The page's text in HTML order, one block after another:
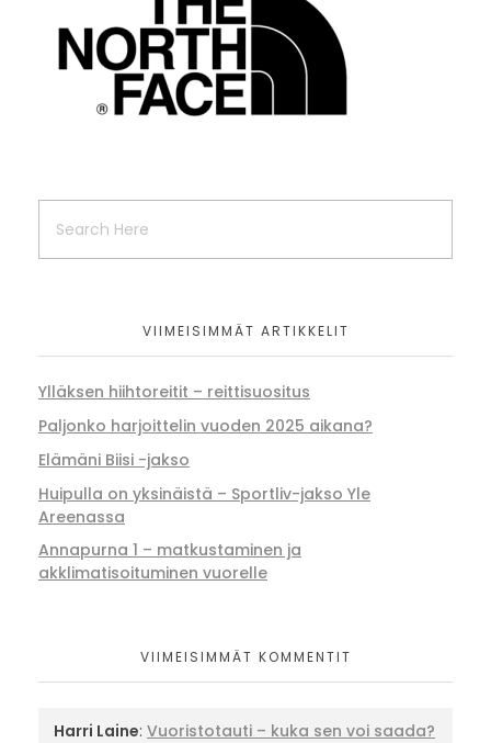
VIIMEISIMMÄT ARTIKKELIT
Ylläksen hiihtoreitit – reittisuositus
Paljonko harjoittelin vuoden 2025 aikana?
Elämäni Biisi -jakso
Huipulla on yksinäistä – Sportliv-jakso Yle
Areenassa
Annapurna 1 – matkustaminen ja
akklimatisoituminen vuorelle
VIIMEISIMMÄT KOMMENTIT
Harri Laine: Vuoristotauti – kuka sen voi saada?